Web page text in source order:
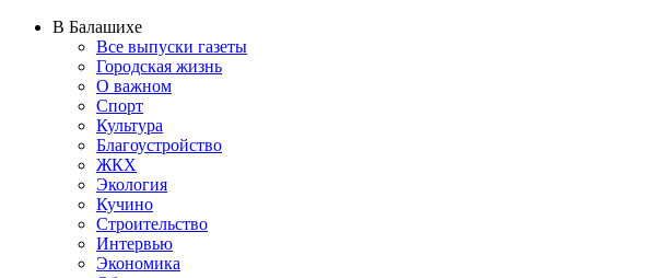
В Балашихе
Все выпуски газеты
Городская жизнь
О важном
Спорт
Культура
Благоустройство
ЖКХ
Экология
Кучино
Строительство
Интервью
Экономика